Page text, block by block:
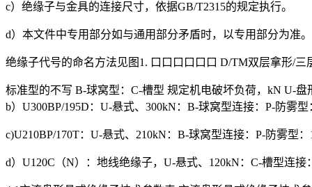
c）绝缘子与金具的连接尺寸，依据GB/T2315的规定执行。
d）本文件中专用部分如与通用部分矛盾时，以专用部分为准。
绝缘子代号的命名方法见图1. 口口口口口口 D/TM双层拿形/
标准型的不写 B-球窝型：C-槽型 规定机电破坏负荷，kN U-
b）U300BP/195D：U-悬式、300kN：B-球窝型连接：P-防雾
c)U210BP/170T：U-悬式、210kN：B-球窝型连接：P-防雾型
d）U120C（N）：地线绝缘子，U-悬式、120kN：C-槽型连接